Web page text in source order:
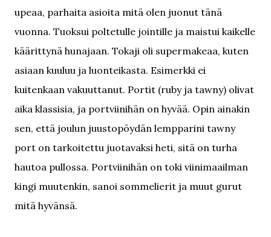
upeaa, parhaita asioita mitä olen juonut tänä
vuonna. Tuoksui poltetulle jointille ja maistui kaikelle
käärittynä hunajaan. Tokaji oli supermakeaa, kuten
asiaan kuuluu ja luonteikasta. Esimerkki ei
kuitenkaan vakuuttanut. Portit (ruby ja tawny) olivat
aika klassisia, ja portviinihän on hyvää. Opin ainakin
sen, että joulun juustopöydän lempparini tawny
port on tarkoitettu juotavaksi heti, sitä on turha
hautoa pullossa. Portviinihän on toki viinimaailman
kingi muutenkin, sanoi sommelierit ja muut gurut
mitä hyvänsä.